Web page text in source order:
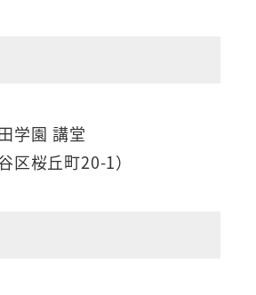
学園 講堂
区桜丘町20-1）